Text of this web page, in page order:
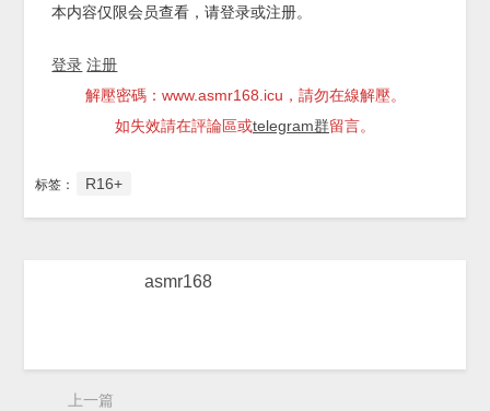
本内容仅限会员查看，请登录或注册。
登录 注册
解壓密碼：www.asmr168.icu，請勿在線解壓。
如失效請在評論區或telegram群留言。
标签： R16+
asmr168
上一篇